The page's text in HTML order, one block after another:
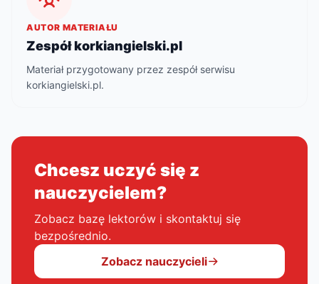
AUTOR MATERIAŁU
Zespół korkiangielski.pl
Materiał przygotowany przez zespół serwisu
korkiangielski.pl.
Chcesz uczyć się z
nauczycielem?
Zobacz bazę lektorów i skontaktuj się
bezpośrednio.
Zobacz nauczycieli